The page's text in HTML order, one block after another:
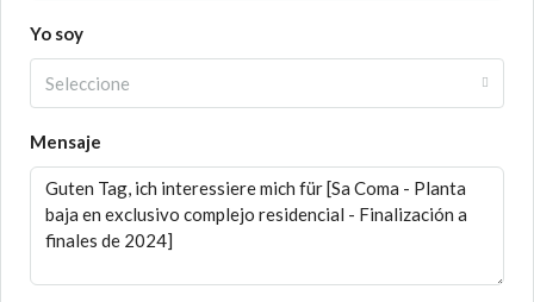
Yo soy
Seleccione
Mensaje